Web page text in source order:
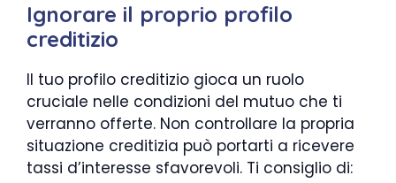
Ignorare il proprio profilo
creditizio
Il tuo profilo creditizio gioca un ruolo
cruciale nelle condizioni del mutuo che ti
verranno offerte. Non controllare la propria
situazione creditizia può portarti a ricevere
tassi d’interesse sfavorevoli. Ti consiglio di: